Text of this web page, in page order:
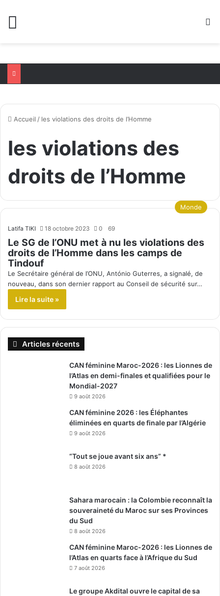
Accueil / les violations des droits de l’Homme
les violations des
droits de l’Homme
Monde
Latifa TIKI 18 octobre 2023 0 69
Le SG de l’ONU met à nu les violations des
droits de l’Homme dans les camps de
Tindouf
Le Secrétaire général de l’ONU, António Guterres, a signalé, de
nouveau, dans son dernier rapport au Conseil de sécurité sur…
Lire la suite »
Articles récents
CAN féminine Maroc-2026 : les Lionnes de
l’Atlas en demi-finales et qualifiées pour le
Mondial-2027
9 août 2026
CAN féminine 2026 : les Éléphantes
éliminées en quarts de finale par l’Algérie
9 août 2026
“Tout se joue avant six ans” *
8 août 2026
Sahara marocain : la Colombie reconnaît la
souveraineté du Maroc sur ses Provinces
du Sud
8 août 2026
CAN féminine Maroc-2026 : les Lionnes de
l’Atlas en quarts face à l’Afrique du Sud
7 août 2026
Le groupe Akdital ouvre le capital de sa